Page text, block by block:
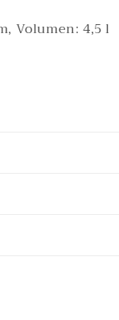
Volumen: 4,5 l